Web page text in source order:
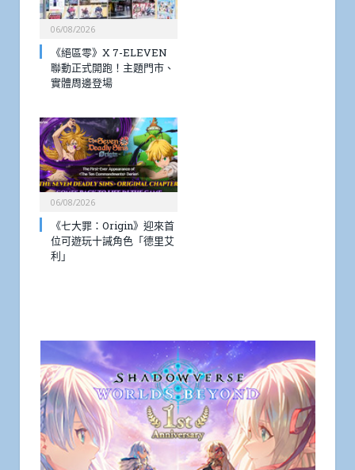
06/08/2026
《絕區零》X 7-ELEVEN
聯動正式開跑！主題門市、
實體周邊登場
06/08/2026
《七大罪：Origin》迎來首
位可遊玩十誡角色「德里艾
利」